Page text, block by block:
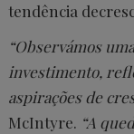
tendência
“Observámos
investimento,
aspirações de
McIntyre. “A